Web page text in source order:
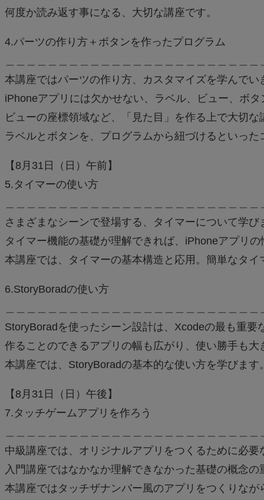
何度か読み返す事になる、大切な講座です。
4.パーツの作り方＋ボタンを作ったプログラム
本講座ではパーツの作り方、カスタマイズを学んでい
iPhoneアプリには欠かせない、ラベル、ビュー、ボ
ビューの座標領域など、「見た目」を作る上で大切な
ラベルとボタンを、プログラムから紐づけるといった
【8月31日（日）午前】
5.タイマーの使い方
さまざまなシーンで登場する、タイマーについて学び
タイマー機能の基礎が理解できれば、iPhoneアプリ
本講座では、タイマーの基本構造と応用。簡単なタ
6.StoryBoradの使い方
StoryBoradを使ったシーン設計は、Xcodeの最も重要
作ることのできるアプリの幅も広がり、使い勝手も大
本講座では、StoryBoradの基本的な使い方を学びま
【8月31日（日）午後】
7.タッチゲームアプリを作ろう
中級講座では、オリジナルアプリをつくるために必
入門講座ではなかなか理解できなかった基礎の概念
本講座ではタッチザナンバー風のアプリをつくりな